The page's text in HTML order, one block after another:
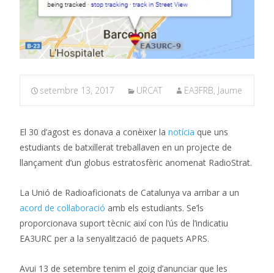
setembre 13, 2017 URCAT EA3FRB, Jaume
El 30 d’agost es donava a conèixer la notícia que uns
estudiants de batxillerat treballaven en un projecte de
llançament d’un globus estratosfèric anomenat RadioStrat.
La Unió de Radioaficionats de Catalunya va arribar a un
acord de col·laboració amb els estudiants. Se’ls
proporcionava suport tècnic així con l’ús de l’indicatiu
EA3URC per a la senyalització de paquets APRS.
Avui 13 de setembre tenim el goig d’anunciar que les